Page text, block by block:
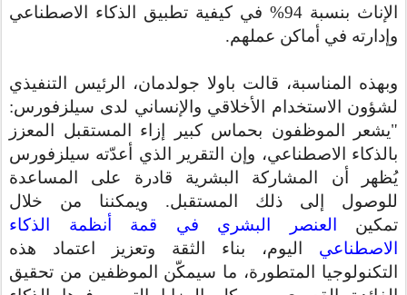
الإناث بنسبة 94% في كيفية تطبيق الذكاء الاصطناعي
وإدارته في أماكن عملهم.
وبهذه المناسبة، قالت باولا جولدمان، الرئيس التنفيذي
لشؤون الاستخدام الأخلاقي والإنساني لدى سيلزفورس:
"يشعر الموظفون بحماس كبير إزاء المستقبل المعزز
بالذكاء الاصطناعي، وإن التقرير الذي أعدّته سيلزفورس
يُظهر أن المشاركة البشرية قادرة على المساعدة
للوصول إلى ذلك المستقبل. ويمكننا من خلال
تمكين
العنصر البشري في قمة أنظمة الذكاء
الاصطناعي اليوم، بناء الثقة وتعزيز اعتماد هذه
التكنولوجيا المتطورة، ما سيمكّن الموظفين من تحقيق